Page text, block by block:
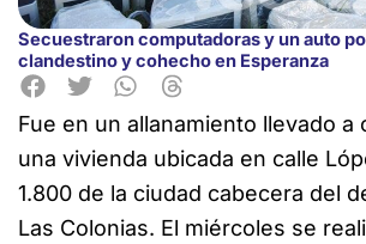
Secuestraron computadoras y un auto
clandestino y cohecho en Esperanza
Fue en un allanamiento llevado a
una vivienda ubicada en calle
1.800 de la ciudad cabecera del
Las Colonias. El miércoles se